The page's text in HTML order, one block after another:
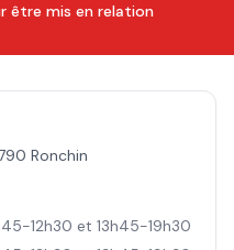
être mis en relation
Ronchin
12h30 et 13h45-19h30